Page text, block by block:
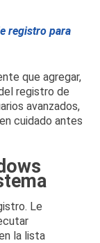
registro para
que agregar,
registro de
avanzados,
cuidado antes
Le
la lista